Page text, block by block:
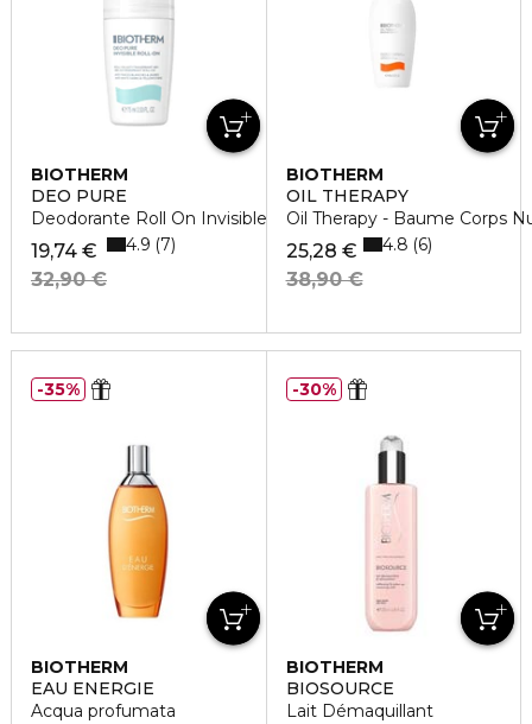
BIOTHERM
DEO PURE
Deodorante Roll On Invisible 48 ore
19,74 €
32,90 €
4.9 7
BIOTHERM
OIL THERAPY
Oil Therapy - Baume Corps
25,28 €
38,90 €
4.8 6
BIOTHERM
EAU ENERGIE
Acqua profumata
35%
BIOTHERM
BIOSOURCE
Lait Démaquillant
30%